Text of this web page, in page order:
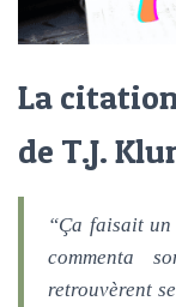
La
de T.J.
“Ça faisait un
commenta
retrouvèrent